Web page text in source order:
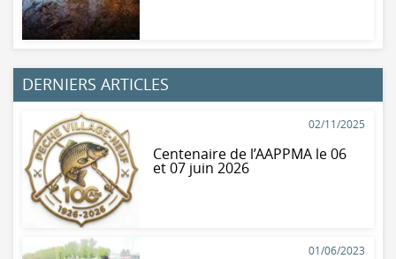
DERNIERS ARTICLES
02/11/2025
Centenaire de l’AAPPMA le 06
et 07 juin 2026
01/06/2023